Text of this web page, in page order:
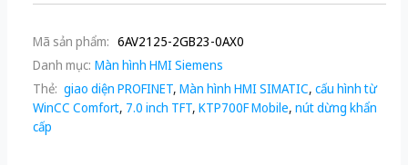
Mã sản phẩm: 6AV2125-2GB23-0AX0
Danh mục: Màn hình HMI Siemens
Thẻ: giao diện PROFINET, Màn hình HMI SIMATIC, cấu hình từ
WinCC Comfort, 7.0 inch TFT, KTP700F Mobile, nút dừng khẩn
cấp